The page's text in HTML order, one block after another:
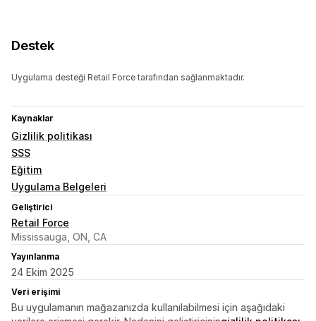
Destek
Uygulama desteği Retail Force tarafından sağlanmaktadır.
Kaynaklar
Gizlilik politikası
SSS
Eğitim
Uygulama Belgeleri
Geliştirici
Retail Force
Mississauga, ON, CA
Yayınlanma
24 Ekim 2025
Veri erişimi
Bu uygulamanın mağazanızda kullanılabilmesi için aşağıdaki